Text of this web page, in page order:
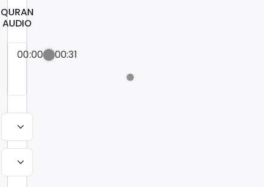
QURAN
AUDIO
00:00 00:31